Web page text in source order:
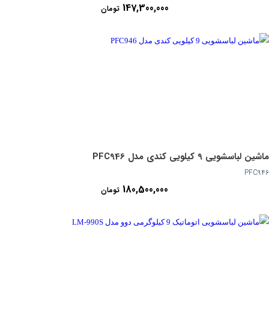
147,300,000 تومان
ماشین لباسشویی 9 کیلویی کندی مدل PFC946
PFC946
180,500,000 تومان